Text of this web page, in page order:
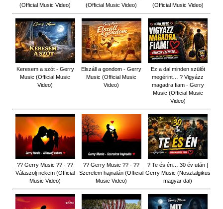
(Official Music Video)
(Official Music Video)
(Official Music Video)
Keresem a szót - Gerry
Music (Official Music
Video)
Elszáll a gondom - Gerry
Music (Official Music
Video)
Ez a dal minden szülőt
megérint… ? Vigyázz
magadra fiam - Gerry
Music (Official Music
Video)
?? Gerry Music ?? - ??
Válaszolj nekem (Official
Music Video)
?? Gerry Music ?? - ??
Szerelem hajnalán (Official
Music Video)
? Te és én… 30 év után |
Gerry Music (Nosztalgikus
magyar dal)